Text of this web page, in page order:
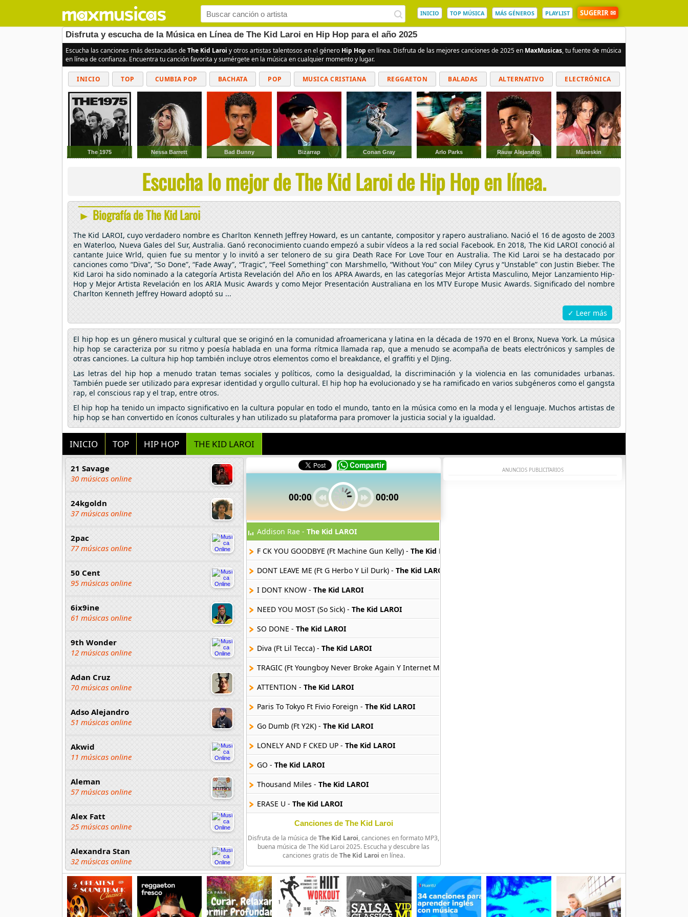
INICIO TOP MÚSICA MÁS GÉNEROS PLAYLIST SUGERIR ✉
Disfruta y escucha de la Música en Línea de The Kid Laroi en Hip Hop para el año 2025
Escucha las canciones más destacadas deThe Kid Laroi y otros artistas talentosos en el género Hip Hop en línea. Disfruta de las mejores canciones de 2025 en MaxMusicas, tu fuente de música
en línea de confianza. Encuentra tu canción favorita y sumérgete en la música en cualquier momento y lugar.
INICIO TOP CUMBIA POP BACHATA POP MUSICA CRISTIANA REGGAETON BALADAS ALTERNATIVO ELECTRÓNICA
CUMBIAS
The 1975 Nessa Barrett Bad Bunny Bizarrap Conan Gray Arlo Parks Rauw Alejandro Måneskin
Escucha lo mejor de The Kid Laroi de Hip Hop en línea.
► Biografía de The Kid Laroi
The Kid LAROI, cuyo verdadero nombre es Charlton Kenneth Jeffrey Howard, es un cantante, compositor y rapero australiano. Nació el 16 de agosto de 2003
en Waterloo, Nueva Gales del Sur, Australia. Ganó reconocimiento cuando empezó a subir vídeos a la red social Facebook. En 2018, The Kid LAROI conoció al
cantante Juice Wrld, quien fue su mentor y lo invitó a ser telonero de su gira Death Race For Love Tour en Australia. The Kid Laroi se ha destacado por
canciones como “Diva”, “So Done”, “Fade Away”, “Tragic”, “Feel Something” con Marshmello, “Without You” con Miley Cyrus y “Unstable” con Justin Bieber. The
Kid Laroi ha sido nominado a la categoría Artista Revelación del Año en los APRA Awards, en las categorías Mejor Artista Masculino, Mejor Lanzamiento Hip-
Hop y Mejor Artista Revelación en los ARIA Music Awards y como Mejor Presentación Australiana en los MTV Europe Music Awards. Significado del nombre
Charlton Kenneth Jeffrey Howard adoptó su ...
✓ Leer más
El hip hop es un género musical y cultural que se originó en la comunidad afroamericana y latina en la década de 1970 en el Bronx, Nueva York. La música
hip hop se caracteriza por su ritmo y poesía hablada en una forma rítmica llamada rap, que a menudo se acompaña de beats electrónicos y samples de
otras canciones. La cultura hip hop también incluye otros elementos como el breakdance, el graffiti y el DJing.
Las letras del hip hop a menudo tratan temas sociales y políticos, como la desigualdad, la discriminación y la violencia en las comunidades urbanas.
También puede ser utilizado para expresar identidad y orgullo cultural. El hip hop ha evolucionado y se ha ramificado en varios subgéneros como el gangsta
rap, el conscious rap y el trap, entre otros.
El hip hop ha tenido un impacto significativo en la cultura popular en todo el mundo, tanto en la música como en la moda y el lenguaje. Muchos artistas de
hip hop se han convertido en íconos culturales y han utilizado su plataforma para promover la justicia social y la igualdad.
INICIO TOP HIP HOP THE KID LAROI
21 Savage
30 músicas online
24kgoldn
37 músicas online
2pac
77 músicas online
50 Cent
95 músicas online
6ix9ine
61 músicas online
9th Wonder
12 músicas online
Adan Cruz
70 músicas online
Adso Alejandro
51 músicas online
Akwid
11 músicas online
Aleman
57 músicas online
Alex Fatt
25 músicas online
Alexandra Stan
32 músicas online
Anita Tijoux
14 músicas online
00:00 00:00
Addison Rae - The Kid LAROI
F CK YOU GOODBYE (Ft Machine Gun Kelly) - The Kid LAROI
DONT LEAVE ME (Ft G Herbo Y Lil Durk) - The Kid LAROI
I DONT KNOW - The Kid LAROI
NEED YOU MOST (So Sick) - The Kid LAROI
SO DONE - The Kid LAROI
Diva (Ft Lil Tecca) - The Kid LAROI
TRAGIC (Ft Youngboy Never Broke Again Y Internet Money) -
ATTENTION - The Kid LAROI
Paris To Tokyo Ft Fivio Foreign - The Kid LAROI
Go Dumb (Ft Y2K) - The Kid LAROI
LONELY AND F CKED UP - The Kid LAROI
GO - The Kid LAROI
Thousand Miles - The Kid LAROI
ERASE U - The Kid LAROI
LOVE AGAIN -The Kid LAROI
WHERE DOES YOUR SPIRIT GO -The Kid LAROI
The Kid LAROI
TELL ME WHY -The Kid LAROI
WISH YOU WELL (skit) -The Kid LAROI
Canciones de The Kid Laroi
Disfruta de la música de The Kid Laroi, canciones en formato MP3,
buena música de The Kid Laroi 2025. Escucha y descubre las
canciones gratis de The Kid Laroi en línea.
ANUNCIOS PUBLICITARIOS